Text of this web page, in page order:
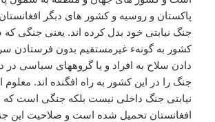
پاکستان و روسیه و کشور های دبگر افغانستان
جنگ نیابتی خود بدل کرده اند. یعنی جنگی که
کشور به گونهء غیرمستقیم بدون فرستادن
دادن سلاح به افراد و یا گروههای سیاسی در
جنگ را در این کشور به راه افگنده اند.
نیابتی جنگ داخلی نیست بلکه جنگی است که
افغانستان تحمیل شده است و صلاحیت این